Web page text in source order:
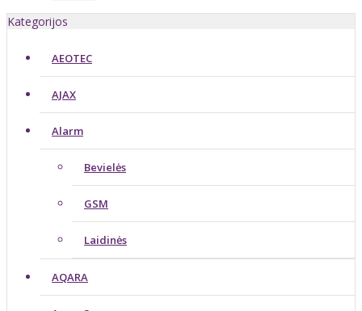
Kategorijos
AEOTEC
AJAX
Alarm
Bevielės
GSM
Laidinės
AQARA